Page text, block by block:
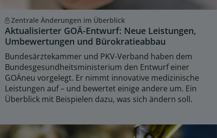
Zentrale Änderungen im Überblick
Aktualisierter GOÄ-Entwurf: Neue Leistungen,
Umbewertungen und Bürokratieabbau
Bundesärztekammer und PKV-Verband haben dem
Bundesgesundheitsministerium den Entwurf einer
GOÄneu vorgelegt. Er nimmt innovative medizinische
Leistungen auf – und bewertet einige andere um. Ein
Überblick mit Beispielen dazu, was sich ändern soll.